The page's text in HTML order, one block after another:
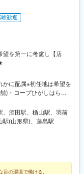
験歓迎
望を第一に考慮し【店
かに配属※初任地は希望を
)・コープひがしはら／
し／山形県山形市城西
五十鈴1-7-65・コープさ
市(5店舗)・コープ大山
15・コープあおやぎ／
栄町10-5【宅配】・山形
部／山形県上山市藤吾
、酒田駅、楯山駅、羽前
駅(山形県)、藤島駅
目の環境で働ける。